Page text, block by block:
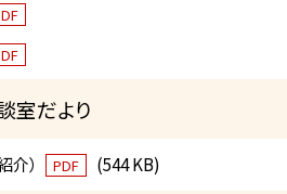
室だより
介） PDF (544 KB)